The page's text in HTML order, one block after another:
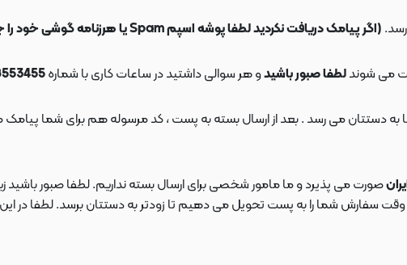
(اگر پیامک دریافت نکردید لطفا پوشه اسپم Spam یا هرزنامه گوشی خود را چک کنید)
می شوندلطفا صبور باشیدو هر سوالی داشتید در ساعات کاری با شماره
صورت می پذیرد و ما مامور شخصی برای ارسال بسته نداریم. لطفا صبور باشید
شما را به پست تحویل می دهیم تا زودتر به دستتان برسد. لطفا در این